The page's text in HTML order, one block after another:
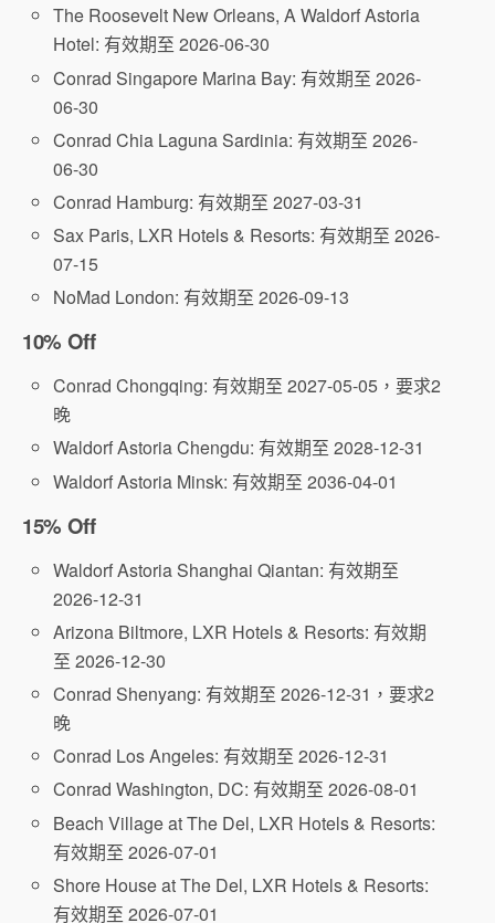
The Roosevelt New Orleans, A Waldorf Astoria
Hotel: 有效期至 2026-06-30
Conrad Singapore Marina Bay: 有效期至 2026-
06-30
Conrad Chia Laguna Sardinia: 有效期至 2026-
06-30
Conrad Hamburg: 有效期至 2027-03-31
Sax Paris, LXR Hotels & Resorts: 有效期至 2026-
07-15
NoMad London: 有效期至 2026-09-13
10% Off
Conrad Chongqing: 有效期至 2027-05-05，要求2
晚
Waldorf Astoria Chengdu: 有效期至 2028-12-31
Waldorf Astoria Minsk: 有效期至 2036-04-01
15% Off
Waldorf Astoria Shanghai Qiantan: 有效期至
2026-12-31
Arizona Biltmore, LXR Hotels & Resorts: 有效期
至 2026-12-30
Conrad Shenyang: 有效期至 2026-12-31，要求2
晚
Conrad Los Angeles: 有效期至 2026-12-31
Conrad Washington, DC: 有效期至 2026-08-01
Beach Village at The Del, LXR Hotels & Resorts:
有效期至 2026-07-01
Shore House at The Del, LXR Hotels & Resorts:
有效期至 2026-07-01